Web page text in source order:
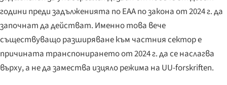
години преди задълженията по EAA по закона от 2024 г. да
започнат да действат. Именно това вече
съществуващо разширяване към частния сектор е
причината транспонирането от 2024 г. да се наслагва
върху, а не да замества изцяло режима на UU-forskriften.